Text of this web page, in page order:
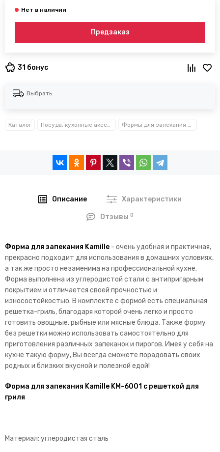
Предзаказ
31 бонус
Выбрать
Каталог Посуда, кухонные аксессуары и принадлежности TM Kamille TM Ofenbach Формы для запекания и выпечки металлические Kamille™ Ofenbach™
Описание Характеристики
Отзывы0
Форма для запекания Kamille - очень удобная и практичная,
прекрасно подходит для использования в домашних условиях,
а так же просто незаменима на профессиональной кухне.
Форма выполнена из углеродистой стали с антипригарным
покрытием и отличается своей прочностью и
износостойкостью. В комплекте с формой есть специальная
решетка-гриль, благодаря которой очень легко и просто
готовить овощные, рыбные или мясные блюда. Также форму
без решетки можно использовать самостоятельно для
приготовления различных запеканок и пирогов. Имея у себя на
кухне такую форму, Вы всегда сможете порадовать своих
родных и близких вкусной и полезной едой!
Форма для запекания Kamille KM-6001 с решеткой для
гриля
Материал: углеродистая сталь